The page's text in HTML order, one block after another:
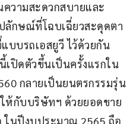
วามสะดวกสบายและ
ลักษณ์ที่โฉบเฉี่ยวสะดุดตา
บบรถเอสยูวี ไว้ด้วยกัน
เปิดตัวขึ้นเป็นครั้งแรกใน
กลายเป็นยนตรกรรมรุ่น
ห้กับบริษัทฯ ด้วยยอดขาย
ในปีงบประมาณ 2565 ถือ